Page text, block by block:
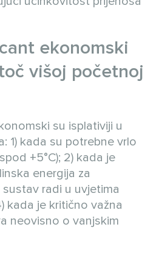
ekonomski
višoj početnoj
su isplativiji u
1) kada su potrebne vrlo
+5°C); 2) kada je
energija za
radi u uvjetima
kada je kritično važna
neovisno o vanjskim